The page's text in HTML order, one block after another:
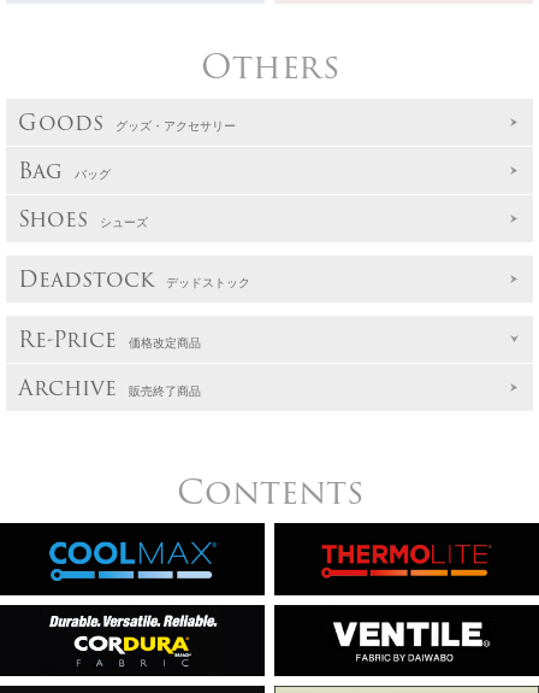
Others
Goods グッズ・アクセサリー
Bag バッグ
Shoes シューズ
Deadstock デッドストック
Re-Price 価格改定商品
Archive 販売終了商品
Contents